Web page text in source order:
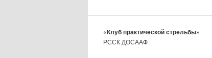
«Клуб практической стрельбы»
РССК ДОСААФ